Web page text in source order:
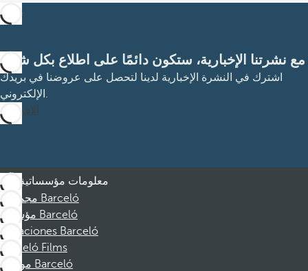
مع نشرتنا الإخبارية، ستكون دائمًا على اطلاع بكل شيء
اشترك في النشرة الإخبارية لدينا لتحصل على عروضنا في بريدك
الإلكتروني.
الاشتراك
معلومات مؤسساتية
مجموعة Barceló
مؤسسة Barceló
Vacaciones Barceló
Barceló Films
موظفو Barceló